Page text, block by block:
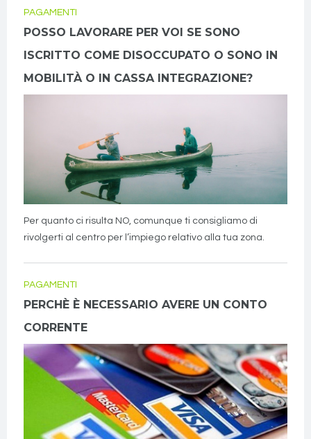
PAGAMENTI
POSSO LAVORARE PER VOI SE SONO
ISCRITTO COME DISOCCUPATO O SONO IN
MOBILITÀ O IN CASSA INTEGRAZIONE?
Per quanto ci risulta NO, comunque ti consigliamo di
rivolgerti al centro per l’impiego relativo alla tua zona.
PAGAMENTI
PERCHÈ È NECESSARIO AVERE UN CONTO
CORRENTE